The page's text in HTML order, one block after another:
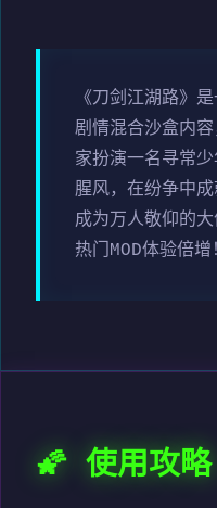
《刀剑江湖路》
剧情混合沙盒内
家扮演一名寻常
腥风，在纷争中成
成为万人敬仰的
热门MOD体验倍增
🌠 使用攻略